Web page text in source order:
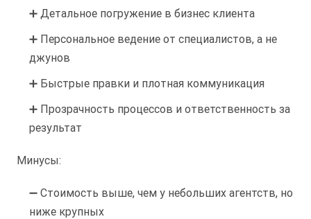
➕ Детальное погружение в бизнес клиента
➕ Персональное ведение от специалистов, а не
джунов
➕ Быстрые правки и плотная коммуникация
➕ Прозрачность процессов и ответственность за
результат
Минусы:
➖ Стоимость выше, чем у небольших агентств, но
ниже крупных